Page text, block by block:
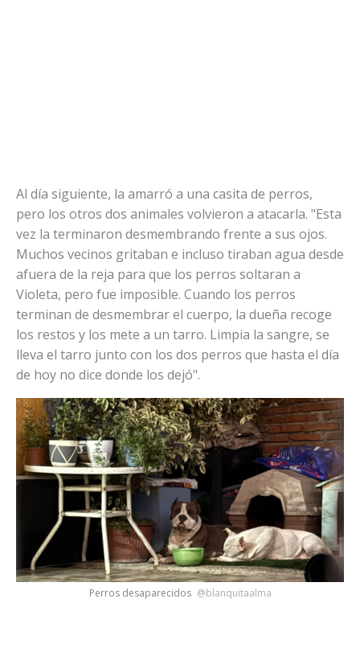
Al día siguiente, la amarró a una casita de perros,
pero los otros dos animales volvieron a atacarla. "Esta
vez la terminaron desmembrando frente a sus ojos.
Muchos vecinos gritaban e incluso tiraban agua desde
afuera de la reja para que los perros soltaran a
Violeta, pero fue imposible. Cuando los perros
terminan de desmembrar el cuerpo, la dueña recoge
los restos y los mete a un tarro. Limpia la sangre, se
lleva el tarro junto con los dos perros que hasta el día
de hoy no dice donde los dejó".
Perros desaparecidos @blanquitaalma